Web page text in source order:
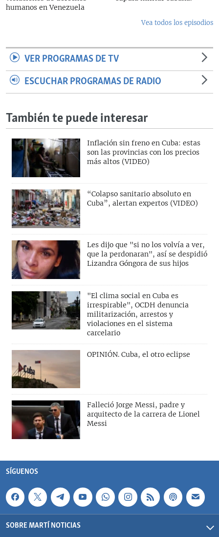
humanos en Venezuela
Vea todos los episodios
VER PROGRAMAS DE TV
ESCUCHAR PROGRAMAS DE RADIO
También te puede interesar
Inflación sin freno en Cuba: estas
son las provincias con los precios
más altos (VIDEO)
“Colapso sanitario absoluto en
Cuba”, alertan expertos (VIDEO)
Les dijo que "si no los volvía a ver,
que la perdonaran", así se despidió
Lizandra Góngora de sus hijos
"El clima social en Cuba es
irrespirable", OCDH denuncia
militarización, arrestos y
violaciones en el sistema
carcelario
OPINIÓN. Cuba, el otro eclipse
Falleció Jorge Messi, padre y
arquitecto de la carrera de Lionel
Messi
SÍGUENOS
SOBRE MARTÍ NOTICIAS